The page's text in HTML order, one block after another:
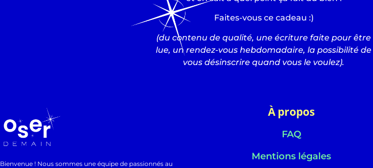
Faites-vous ce cadeau :)
(du contenu de qualité, une écriture faite pour être
lue, un rendez-vous hebdomadaire, la possibilité de
vous désinscrire quand vous le voulez).
Bienvenue ! Nous sommes une équipe de passionnés au
À propos
FAQ
Mentions légales